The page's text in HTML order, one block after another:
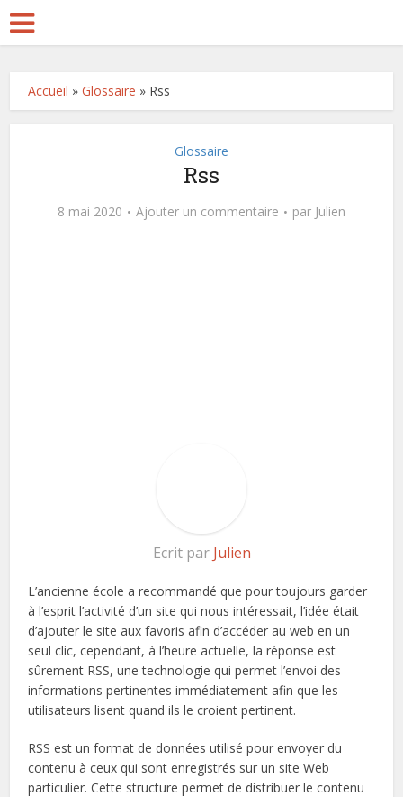
Accueil »Glossaire » Rss
Glossaire
Rss
8 mai 2020 Ajouter un commentaire par Julien
Ecrit par Julien
L’ancienne école a recommandé que pour toujours garder
à l’esprit l’activité d’un site qui nous intéressait, l’idée était
d’ajouter le site aux favoris afin d’accéder au web en un
seul clic, cependant, à l’heure actuelle, la réponse est
sûrement RSS, une technologie qui permet l’envoi des
informations pertinentes immédiatement afin que les
utilisateurs lisent quand ils le croient pertinent.
RSS est un format de données utilisé pour envoyer du
contenu à ceux qui sont enregistrés sur un site Web
particulier. Cette structure permet de distribuer le contenu